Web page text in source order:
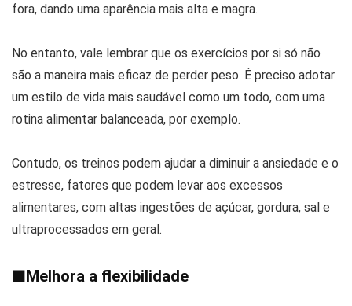
fora, dando uma aparência mais alta e magra.
No entanto, vale lembrar que os exercícios por si só não
são a maneira mais eficaz de perder peso. É preciso adotar
um estilo de vida mais saudável como um todo, com uma
rotina alimentar balanceada, por exemplo.
Contudo, os treinos podem ajudar a diminuir a ansiedade e o
estresse, fatores que podem levar aos excessos
alimentares, com altas ingestões de açúcar, gordura, sal e
ultraprocessados em geral.
■Melhora a flexibilidade